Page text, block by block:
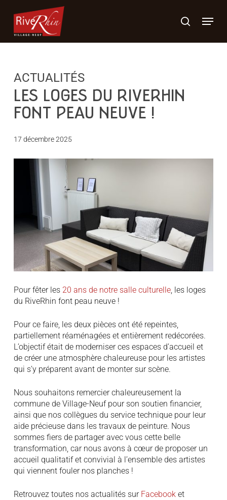
main
content
search
Menu
LES LOGES DU RIVERHIN
FONT PEAU NEUVE !
17 décembre 2025
Pour fêter les 20 ans de notre salle culturelle, les loges
du RiveRhin font peau neuve !
Pour ce faire, les deux pièces ont été repeintes,
partiellement réaménagées et entièrement redécorées.
L’objectif était de moderniser ces espaces d’accueil et
de créer une atmosphère chaleureuse pour les artistes
qui s’y préparent avant de monter sur scène.
Nous souhaitons remercier chaleureusement la
commune de Village-Neuf pour son soutien financier,
ainsi que nos collègues du service technique pour leur
aide précieuse dans les travaux de peinture. Nous
sommes fiers de partager avec vous cette belle
transformation, car nous avons à cœur de proposer un
accueil qualitatif et convivial à l’ensemble des artistes
qui viennent fouler nos planches !
Retrouvez toutes nos actualités sur Facebooket